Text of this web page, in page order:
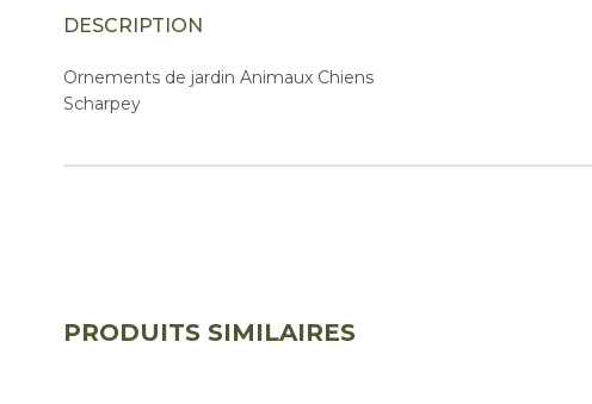
DESCRIPTION
Ornements de jardin Animaux Chiens
Scharpey
PRODUITS SIMILAIRES